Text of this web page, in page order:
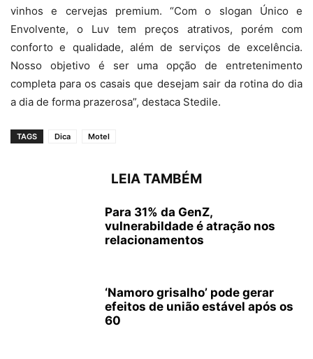
vinhos e cervejas premium. “Com o slogan Único e
Envolvente, o Luv tem preços atrativos, porém com
conforto e qualidade, além de serviços de excelência.
Nosso objetivo é ser uma opção de entretenimento
completa para os casais que desejam sair da rotina do dia
a dia de forma prazerosa”, destaca Stedile.
TAGS Dica Motel
LEIA TAMBÉM
Para 31% da GenZ,
vulnerabildade é atração nos
relacionamentos
‘Namoro grisalho’ pode gerar
efeitos de união estável após os
60